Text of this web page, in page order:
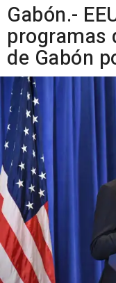
Gabón.-
programas
de Gabón